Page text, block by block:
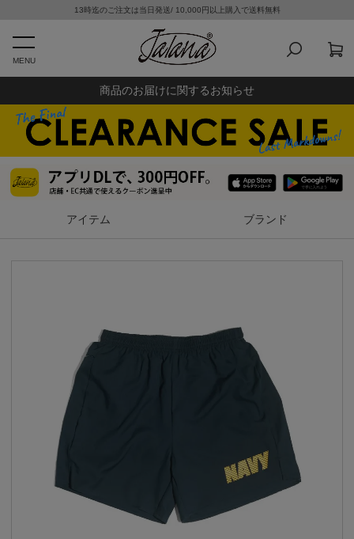
13時迄のご注文は当日発送/ 10,000円以上購入で送料無料
MENU
商品のお届けに関するお知らせ
アイテム ブランド